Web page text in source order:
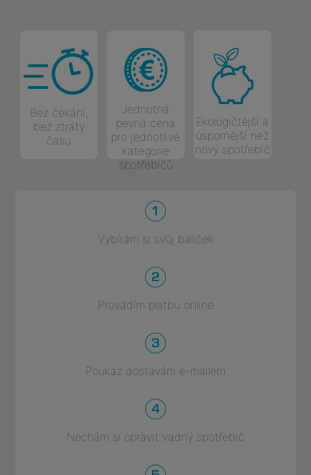
Bez čekání,
bez ztráty
času
Jednotná
pevná cena
pro jednotlivé
kategorie
spotřebičů
Ekologičtější a
úspornější než
nový spotřebič
Vybírám si svůj balíček
Provádím platbu online
Poukaz dostávám e-mailem
Nechám si opravit vadný spotřebič